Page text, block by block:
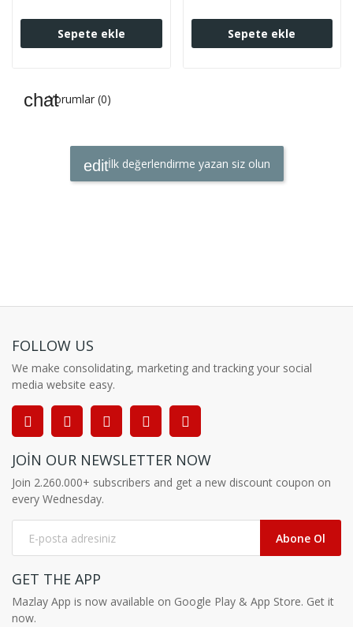
Sepete ekle Sepete ekle
Yorumlar (0)
İlk değerlendirme yazan siz olun
FOLLOW US
We make consolidating, marketing and tracking your social
media website easy.
JOIN OUR NEWSLETTER NOW
Join 2.260.000+ subscribers and get a new discount coupon on
every Wednesday.
Abone Ol
GET THE APP
Mazlay App is now available on Google Play & App Store. Get it
now.